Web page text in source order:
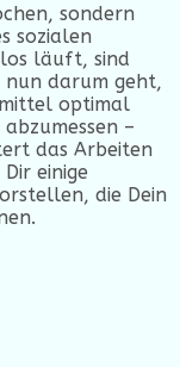
sondern
sozialen
läuft, sind
darum geht,
optimal
–
das Arbeiten
einige
die Dein